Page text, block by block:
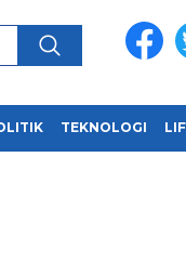
TEKNOLOGI